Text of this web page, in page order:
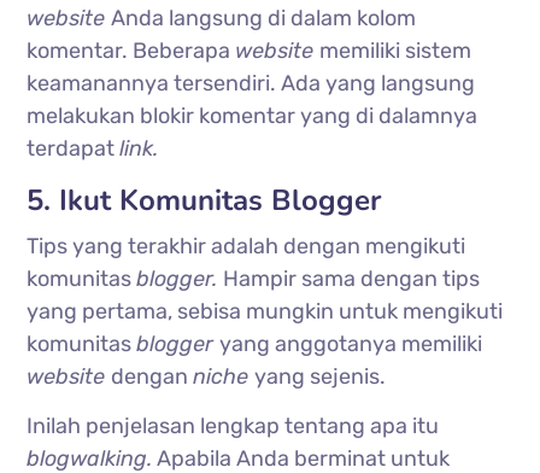
websiteAnda langsung di dalam kolom
komentar. Beberapa website memiliki sistem
keamanannya tersendiri. Ada yang langsung
melakukan blokir komentar yang di dalamnya
terdapatlink.
5. Ikut Komunitas Blogger
Tips yang terakhir adalah dengan mengikuti
komunitasblogger. Hampir sama dengan tips
yang pertama, sebisa mungkin untuk mengikuti
komunitasbloggeryang anggotanya memiliki
website dengannicheyang sejenis.
Inilah penjelasan lengkap tentang apa itu
blogwalking. Apabila Anda berminat untuk